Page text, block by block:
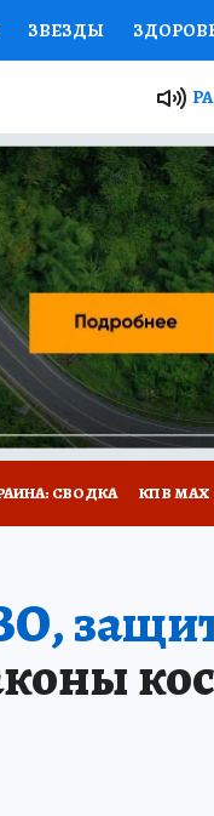
ЗВЕЗДЫ
ПРОЕКТЫ РОССИИ
СЕКРЕТЫ
ДЕФИЦИТ ЖЕЛЕЗА
НАС ГИД
СВОДКА КП В МАХ